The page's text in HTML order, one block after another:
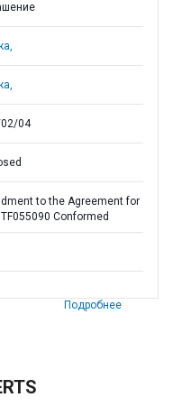
04
to the Agreement for
Conformed
Подробнее